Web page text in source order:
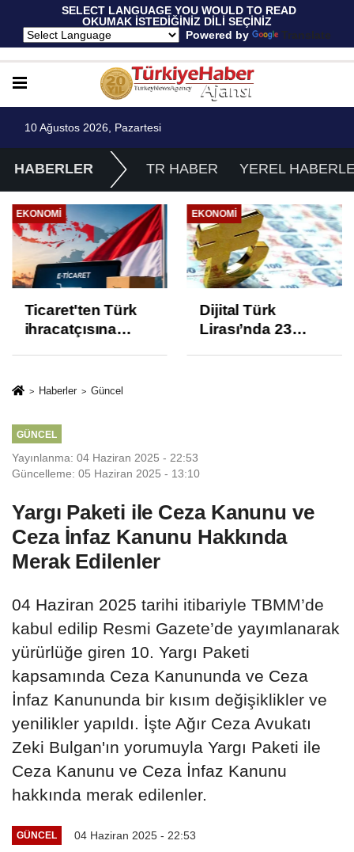
SELECT LANGUAGE YOU WOULD TO READ
OKUMAK İSTEDİĞİNİZ DİLİ SEÇİNİZ
Powered by
Translate
10 Ağustos 2026, Pazartesi
HABERLER TR HABER YEREL
EKONOMI
Ticaret'ten Türk
ihracatçısına
EKONOMI
Dijital Türk
Lirası’nda 23
Haberler Güncel
GÜNCEL
Yayınlanma: 04 Haziran 2025 - 22:53
Güncelleme: 05 Haziran 2025 - 13:10
Yargı Paketi ile Ceza Kanunu ve
Ceza İnfaz Kanunu Hakkında
Merak Edilenler
04 Haziran 2025 tarihi itibariyle TBMM’de
kabul edilip Resmi Gazete’de yayımlanarak
yürürlüğe giren 10. Yargı Paketi
kapsamında Ceza Kanununda ve Ceza
İnfaz Kanununda bir kısım değişiklikler ve
yenilikler yapıldı. İşte Ağır Ceza Avukatı
Zeki Bulgan'ın yorumuyla Yargı Paketi ile
Ceza Kanunu ve Ceza İnfaz Kanunu
hakkında merak edilenler.
GÜNCEL 04 Haziran 2025 - 22:53